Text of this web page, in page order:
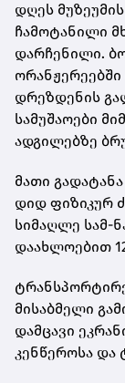
დღეს
ჩამოტანილი
დარჩენილი.
დრეზდენის
სამუშაოები
ადგილებზე
მათი
დიდ ფიზიკურ
სიმაღლე სამ-
დაახლოებით
მისაბმელი
დამცავი
კენწეროსა და